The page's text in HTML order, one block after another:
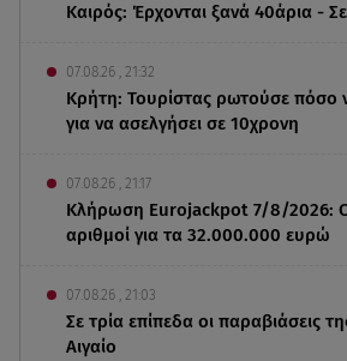
Καιρός: Έρχονται ξανά 40άρια -
07.08.26 , 21:32
Κρήτη: Τουρίστας ρωτούσε πόσο
για να ασελγήσει σε 10χρονη
07.08.26 , 21:17
Κλήρωση Eurojackpot 7/8/2026:
αριθμοί για τα 32.000.000 ευρώ
07.08.26 , 21:03
Σε τρία επίπεδα οι παραβιάσεις
Αιγαίο